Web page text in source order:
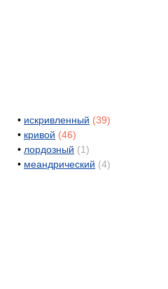
• искривленный (39)
• кривой (46)
• лордозный (1)
• меандрический (4)